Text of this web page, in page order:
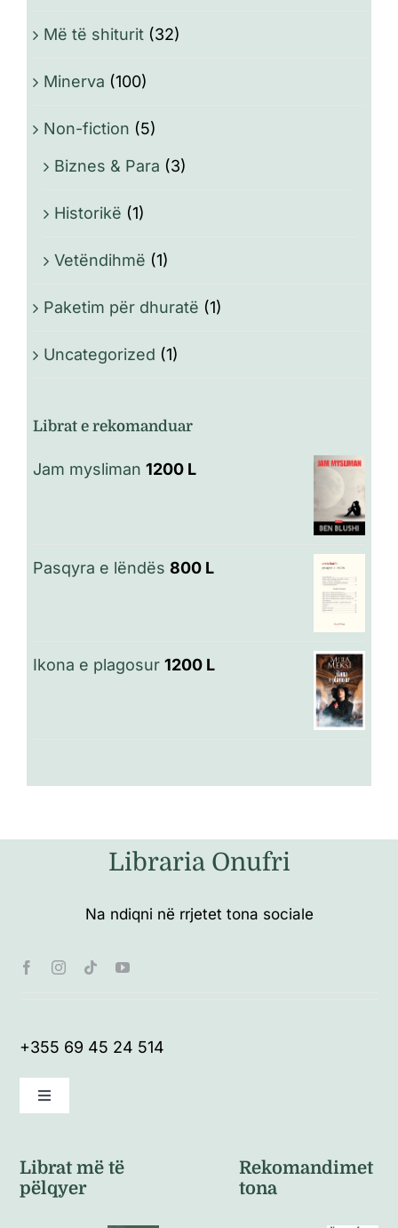
Më të shiturit (32)
Minerva (100)
Non-fiction (5)
Biznes & Para (3)
Historikë (1)
Vetëndihmë (1)
Paketim për dhuratë (1)
Uncategorized (1)
Librat e rekomanduar
Jam mysliman 1200 L
Pasqyra e lëndës 800 L
Ikona e plagosur 1200 L
Libraria Onufri
Na ndiqni në rrjetet tona sociale
+355 69 45 24 514
Toggle
Politikat e kthimeve
Librat më të
pëlqyer
Rekomandimet
tona